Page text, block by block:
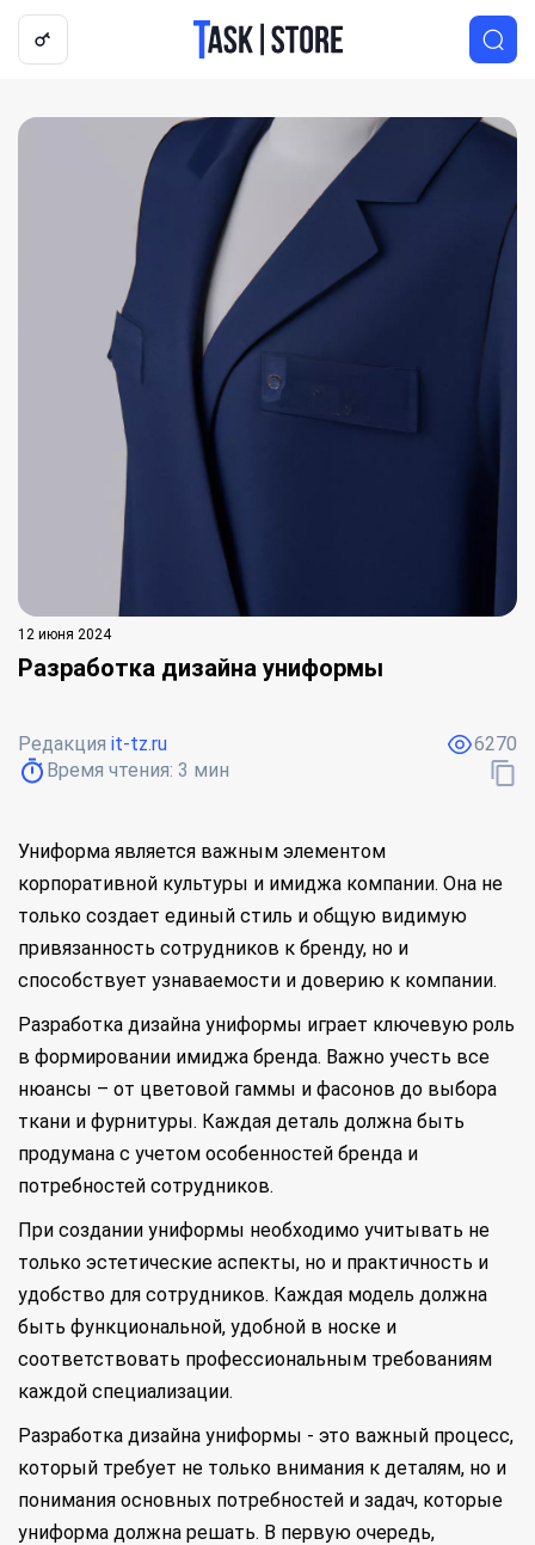
Логотип
12 июня 2024
Разработка дизайна униформы
Редакция it-tz.ru
Время чтения: 3 мин
6270
Униформа является важным элементом
корпоративной культуры и имиджа компании. Она не
только создает единый стиль и общую видимую
привязанность сотрудников к бренду, но и
способствует узнаваемости и доверию к компании.
Разработка дизайна униформы играет ключевую роль
в формировании имиджа бренда. Важно учесть все
нюансы – от цветовой гаммы и фасонов до выбора
ткани и фурнитуры. Каждая деталь должна быть
продумана с учетом особенностей бренда и
потребностей сотрудников.
При создании униформы необходимо учитывать не
только эстетические аспекты, но и практичность и
удобство для сотрудников. Каждая модель должна
быть функциональной, удобной в носке и
соответствовать профессиональным требованиям
каждой специализации.
Разработка дизайна униформы - это важный процесс,
который требует не только внимания к деталям, но и
понимания основных потребностей и задач, которые
униформа должна решать. В первую очередь,